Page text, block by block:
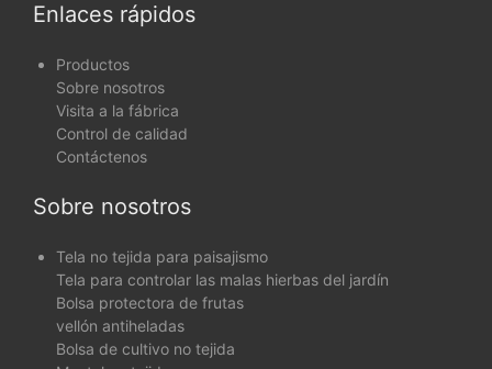
Enlaces rápidos
Productos
Sobre nosotros
Visita a la fábrica
Control de calidad
Contáctenos
Sobre nosotros
Tela no tejida para paisajismo
Tela para controlar las malas hierbas del jardín
Bolsa protectora de frutas
vellón antiheladas
Bolsa de cultivo no tejida